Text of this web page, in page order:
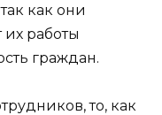
как они
их работы
граждан.
то, как